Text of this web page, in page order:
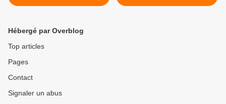
Club-) - Bruxelles le 24 avril
Bruxelles, le 26 avril 2017 >
Hébergé par Overblog
Top articles
Pages
Contact
Signaler un abus